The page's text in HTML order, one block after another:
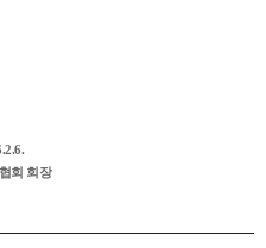
회 회장